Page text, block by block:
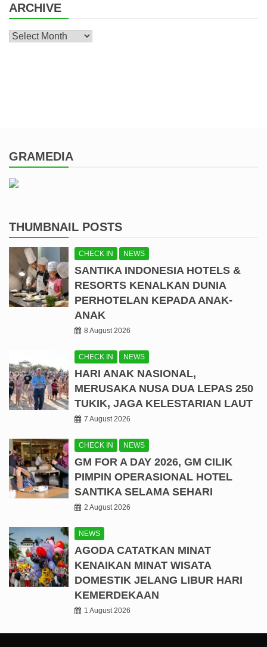
ARCHIVE
Archive
GRAMEDIA
THUMBNAIL POSTS
CHECK IN NEWS
SANTIKA INDONESIA HOTELS &
RESORTS KENALKAN DUNIA
PERHOTELAN KEPADA ANAK-
ANAK
8 August 2026
CHECK IN NEWS
HARI ANAK NASIONAL,
MERUSAKA NUSA DUA LEPAS 250
TUKIK, JAGA KELESTARIAN LAUT
7 August 2026
CHECK IN NEWS
GM FOR A DAY 2026, GM CILIK
PIMPIN OPERASIONAL HOTEL
SANTIKA SELAMA SEHARI
2 August 2026
NEWS
AGODA CATATKAN MINAT
KENAIKAN MINAT WISATA
DOMESTIK JELANG LIBUR HARI
KEMERDEKAAN
1 August 2026